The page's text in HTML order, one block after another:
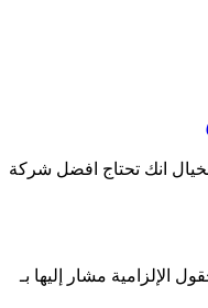
انك تحتاج افضل شركة
الإلزامية مشار إليها بـ